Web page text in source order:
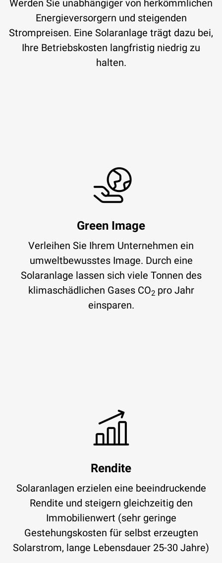
Werden Sie unabhängiger von herkömmlichen
Energieversorgern und steigenden
Strompreisen. Eine Solaranlage trägt dazu bei,
Ihre Betriebskosten langfristig niedrig zu
halten.
Green Image
Verleihen Sie Ihrem Unternehmen ein
umweltbewusstes Image. Durch eine
Solaranlage lassen sich viele Tonnen des
klimaschädlichen Gases CO2pro Jahr
einsparen.
Rendite
Solaranlagen erzielen eine beeindruckende
Rendite und steigern gleichzeitig den
Immobilienwert (sehr geringe
Gestehungskosten für selbst erzeugten
Solarstrom, lange Lebensdauer 25-30 Jahre)